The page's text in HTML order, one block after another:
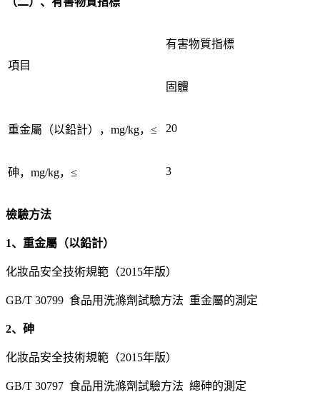
項目
有害物質指標
固體
重金屬（以鉛計），mg/kg，≤ 20
砷，mg/kg，≤ 3
檢驗方法
1、重金屬（以鉛計）
化妝品安全技術規範（2015年版）
GB/T 30799 食品用洗滌劑試驗方法 重金屬的測定
2、砷
化妝品安全技術規範（2015年版）
GB/T 30797 食品用洗滌劑試驗方法 總砷的測定